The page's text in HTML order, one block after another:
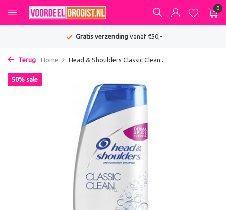
0
Gratis verzendingvanaf €50,-
Terug Home Head & Shoulders Classic Clean...
50% sale